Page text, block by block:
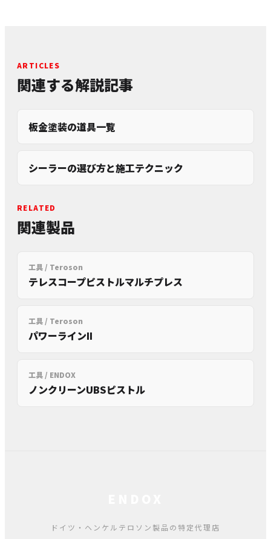
ARTICLES
関連する解説記事
板金塗装の道具一覧
シーラーの選び方と施工テクニック
RELATED
関連製品
工具 / Teroson
テレスコープピストルマルチプレス
工具 / Teroson
パワーラインII
工具 / ENDOX
ノンクリーンUBSピストル
ドイツ・ヘンケルテロソン製品の特定代理店